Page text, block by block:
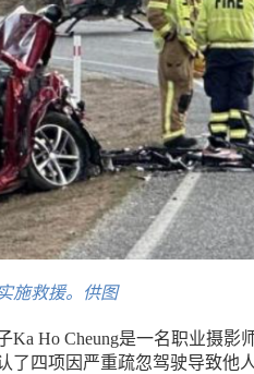
施救援。供图
Ka Ho Cheung是一名职业摄影
了四项因严重疏忽驾驶导致他